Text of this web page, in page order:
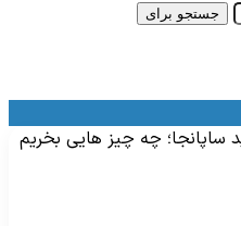
جستجو برای
ساپانجا؛ چه چیز هایی بخریم